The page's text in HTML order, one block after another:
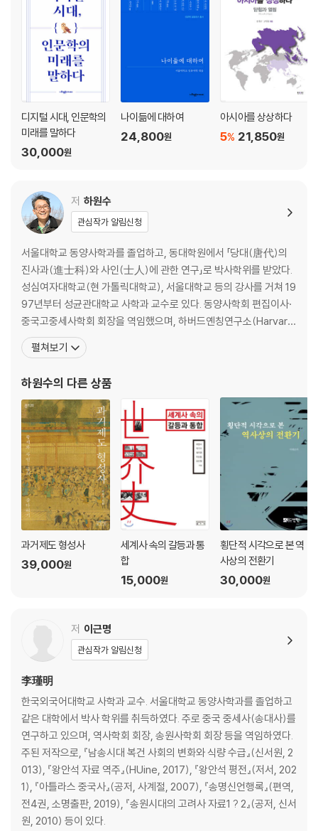
도교와 불교의 융성 / 당나라 여성의 삶 / 당 후기 사상의 새로운 분위기 /
당나라 안의 신라인들 / 동서의 문화 교류 / 중국의 문화적 특성
3. 중국 근세사1(송·원대)_이근명
오대 무인 정치의 폐해 / 송의 중국 통일 / 무인의 권한 삭감 / 황제권의 강
화와 중앙 집권화 / 과거제의 개혁 / 거란의 건국과 연운십육주 영유 / 발해
의 멸망과 동란국(東丹國) 건설 / 거란의 이중 지배 체제 / 전연(?淵)의
맹(盟) / 탕구트 족의 강성화 / 서하의 건국 / 서하의 북송 침공 / 서하와의
맹약 체결 / 모역법 실시의 배경 / 왕안석의 이재 사상 / 신법의 시행 / 사마
입시 출세 / 사대부의 정치 주도 / 사대부의 계층 유동성 / 구법당 내부의
분열 / 신법당의 재집권과 구법당 탄압 / 철종의 친정과 구법당 탄압 / 북송
말기 정치 기강의 이완 / 금 건국 이전의 여진국 / 완안아골타의 요 공격 /
주자학의 체계 / 농업 / 상업과 화폐 / 인구의 증가 / 도시의 발달 등 / 몽골
초원의 통일 / 칭기스 칸의 즉위 / 몽골 제국의 건립 / 천호제의 재편 / 칭기
스 칸 시기 / 우구데이 칸의 즉위와 대외 원정 / 쿠빌라이 시기의 남송 정복
과 일본 원정 / 쿠빌라이와 아릭 부케의 대립 / 카이두의 반란 / 야율초재
(耶律楚材)의 활동 / 대도(大都)의 건설과 지배 체제 확립 / 지폐의 사용
/ 역참제와 시박사 등의 제도 / 서민 문화의 등장 / 인쇄술의 발달 / 과학의
4. 중국 근세사2(명·청대)_원정식
주원장의 등장과 원말의 상황 / 주원장의 북벌 격문(1367) / 이갑을 편성
하고 부역황책을 만들게 하다 / 토지 대장을 만들게 하다 / 어제대고를 반
포하다 / 중서성과 승상 제도의 폐지를 조법으로 삼도록 하다 / 연왕 주체
(朱?)의 쿠데타(정난의 역, 1399~1402) / 정화의 항해(1405~1433)
/ 명 전기 북변 방어의 취약성 / 명대 장성의 축조 / 등무칠의 난(1448~1
449) / 명 중기 왜구와 중국인 / 장거정이 여섯 가지 정책 방향을 상주하
다(1568) / 만력 연간의 당쟁 / 명 말 파당(派黨)에 대한 평가 / 명 말 반
란의 원인: 섬서의 흉년 / 누르하치, 일곱 가지 큰 원한을 제시하며 명나라
와 전쟁을 시작하다(1616) / 청군의 강남 정복 과정: 양주의 참상 / 청 초
지방 사회와 사인들의 동향 / 강희제, 과거 응시자들에게 현안 해결의 방법
(1775) / 은의 지배가 시작되다: 은납화 / 고리대 상인과 농민 / 명 중기의
이농 현상 / 북방 변경의 삼림 남벌 / 남중국 코끼리의 소멸 / 명 말 수도로
의 공장으로: 명 말 강남 지역의 농촌 수공업 / 방직 노동자들의 봉기[직용
의 변(1601)] / 노복들의 신분 해방 투쟁[奴變] / 고구마, 서민을 구하다 /
담배, 새로운 기호식품의 등장 / 17세기 말 남경의 책 시장 / 과거 합격만이
신분 상승의 길이다 / 전국적 미곡 유통망과 기근(1710) / 북경의 석탄을
확보하라(1762) / 18세기 사치 풍조와 양주의 소금 상인 / 광동 해적들이
연맹을 결성하여 해상을 지배하다 / 19세기 초 차의 수출에 따른 산지 개발
과 그 영향 / 서양 배의 광동 입항과 출항 절차 / 마음이 곧 이(理)이다(왕
수인, 1472~1529) / 자유 무역을 위한 항변(임희원, 1481~1565) / 사
치의 경제학(육즙, 1515~1552) / 강력한 종족(宗族)이 없으면 나라를
디지털 시대, 인문학의
미래를 말하다
30,000원
나이듦에 대하여
24,800원
아시아를 상상하다
21,850원
5%
저 하원수
관심작가 알림신청
서울대학교 동양사학과를 졸업하고, 동대학원에서 「당대(唐代)의
진사과(進士科)와 사인(士人)에 관한 연구」로 박사학위를 받았다.
성심여자대학교(현 가톨릭대학교), 서울대학교 등의 강사를 거쳐 19
97년부터 성균관대학교 사학과 교수로 있다. 동양사학회 편집이사·
중국고중세사학회 회장을 역임했으며, 하버드옌칭연구소(Harvard
-Yenching Institute)와 칭화대학(淸華大學)의 방문학자를 지냈
다. 그간 당대사(唐代史)를 중심으로 사료에 충실한 밀도 높은 연구
송대(宋代) 편자(編者)의 성격」, 「응시자의 입장
펼쳐보기
하원수의 다른 상품
과거제도 형성사
39,000원
세계사 속의 갈등과 통
합
15,000원
횡단적 시각으로 본 역
사상의 전환기
30,000원
저 이근명
관심작가 알림신청
李瑾明
한국외국어대학교 사학과 교수. 서울대학교 동양사학과를 졸업하고
같은 대학에서 박사 학위를 취득하였다. 주로 중국 중세사(송대사)를
연구하고 있으며, 역사학회 회장, 송원사학회 회장 등을 역임하였다.
주된 저작으로, 『남송시대 복건 사회의 변화와 식량 수급』(신서원, 2
013), 『왕안석 자료 역주』(HUine, 2017), 『왕안석 평전』(저서, 202
1), 『아틀라스 중국사』(공저, 사계절, 2007), 『송명신언행록』(편역,
전4권, 소명출판, 2019), 『송원시대의 고려사 자료1 ? 2』(공저, 신서
원, 2010) 등이 있다.